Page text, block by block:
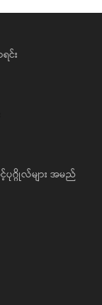
င်း
ပုဂ္ဂိုလ်များ အမည်